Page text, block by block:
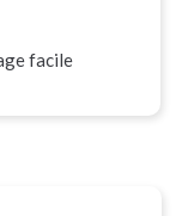
facile